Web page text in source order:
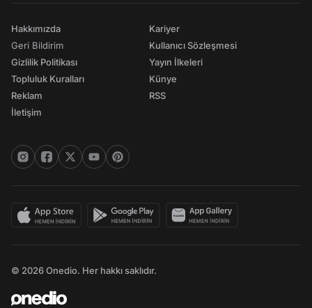
Hakkımızda
Geri Bildirim
Gizlilik Politikası
Topluluk Kuralları
Reklam
İletişim
Kariyer
Kullanıcı Sözleşmesi
Yayın İlkeleri
Künye
RSS
© 2026 Onedio. Her hakkı saklıdır.